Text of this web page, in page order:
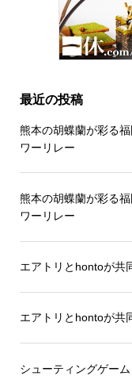
最近の投稿
熊本の胡蝶蘭が彩る
ワーリレー
熊本の胡蝶蘭が彩る
ワーリレー
エアトリとhontoが共
エアトリとhontoが共
シューティングゲー